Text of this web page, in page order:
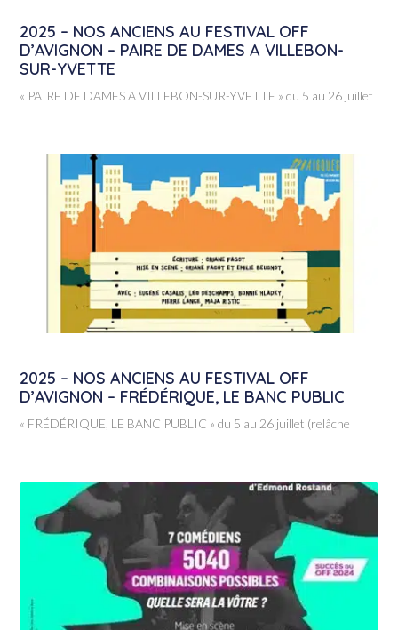
2025 – NOS ANCIENS AU FESTIVAL OFF
D’AVIGNON – PAIRE DE DAMES A VILLEBON-
SUR-YVETTE
« PAIRE DE DAMES A VILLEBON-SUR-YVETTE » du 5 au 26 juillet
2025 – NOS ANCIENS AU FESTIVAL OFF
D’AVIGNON – FRÉDÉRIQUE, LE BANC PUBLIC
« FRÉDÉRIQUE, LE BANC PUBLIC » du 5 au 26 juillet (relâche